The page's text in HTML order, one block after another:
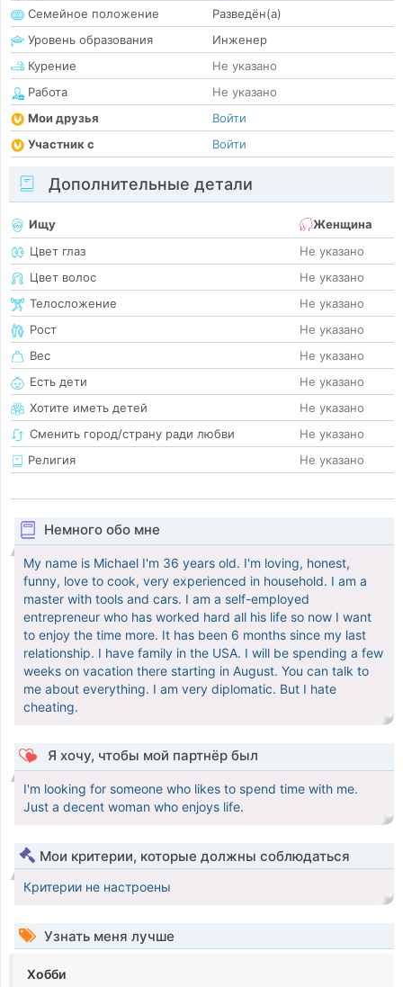
Семейное положение
Разведён(а)
Уровень образования
Инженер
Курение
Не указано
Работа
Не указано
Мои друзья
Войти
Участник с
Войти
Дополнительные детали
Ищу
Женщина
Цвет глаз
Не указано
Цвет волос
Не указано
Телосложение
Не указано
Рост
Не указано
Вес
Не указано
Есть дети
Не указано
Хотите иметь детей
Не указано
Сменить город/страну ради любви
Не указано
Религия
Не указано
Немного обо мне
My name is Michael I'm 36 years old. I'm loving, honest,
funny, love to cook, very experienced in household. I am a
master with tools and cars. I am a self-employed
entrepreneur who has worked hard all his life so now I want
to enjoy the time more. It has been 6 months since my last
relationship. I have family in the USA. I will be spending a few
weeks on vacation there starting in August. You can talk to
me about everything. I am very diplomatic. But I hate
cheating.
Я хочу, чтобы мой партнёр был
I'm looking for someone who likes to spend time with me.
Just a decent woman who enjoys life.
Мои критерии, которые должны соблюдаться
Критерии не настроены
Узнать меня лучше
Хобби